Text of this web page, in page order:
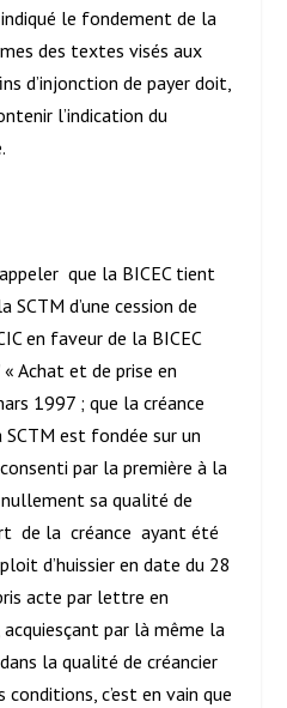
le fondement de la
des textes visés aux
d’injonction de payer doit,
l’indication du
que la BICEC tient
SCTM d’une cession de
en faveur de la BICEC
Achat et de prise en
1997 ; que la créance
est fondée sur un
par la première à la
sa qualité de
de la créance ayant été
d’huissier en date du 28
acte par lettre en
par là même la
la qualité de créancier
conditions, c’est en vain que